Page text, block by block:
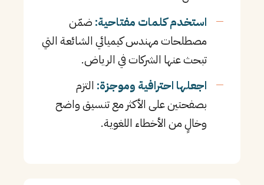
استخدم كلمات مفتاحية: ضمّن
مصطلحات مهندس كيميائي الشائعة التي
تبحث عنها الشركات في الرياض.
اجعلها احترافية وموجزة: التزم
بصفحتين على الأكثر مع تنسيق واضح
وخالٍ من الأخطاء اللغوية.